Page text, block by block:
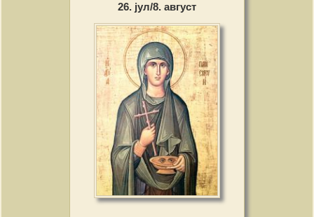
26. јул/8. август